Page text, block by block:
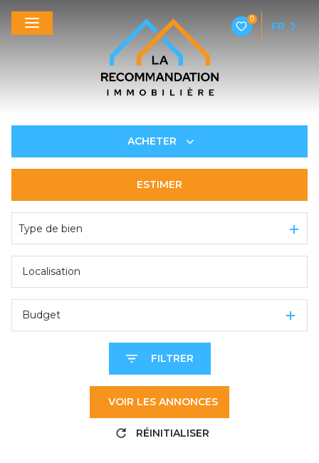
0
FR
ACHETER
ESTIMER
Type de bien
Budget
FILTRER
VOIR LES ANNONCES
RÉINITIALISER